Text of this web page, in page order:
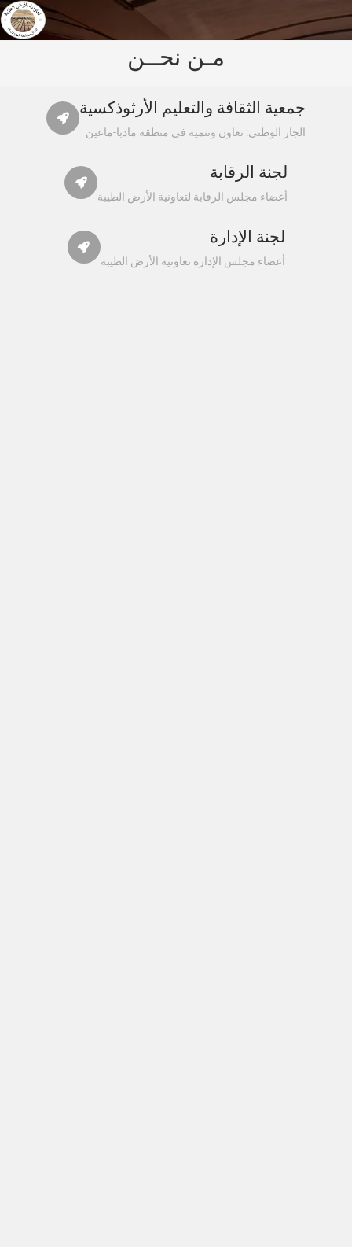
مـن نحــن
جمعية الثقافة والتعليم الأرثوذكسية
الجار الوطني: تعاون وتنمية في منطقة مادبا-ماعين
لجنة الرقابة
أعضاء مجلس الرقابة لتعاونية الأرض الطيبة
لجنة الإدارة
أعضاء مجلس الإدارة تعاونية الأرض الطيبة